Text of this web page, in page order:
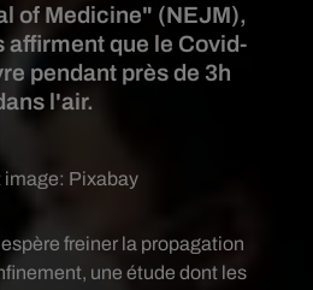
of Medicine" (NEJM),
affirment que le Covid-
pendant près de 3h
l'air.
image: Pixabay
freiner la propagation
une étude dont les